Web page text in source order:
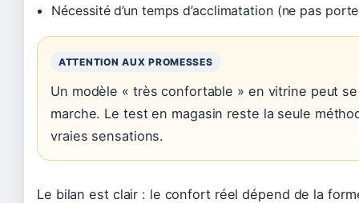
Nécessité d’un temps d’acclimatation (ne pas
ATTENTION AUX PROMESSES
Un modèle « très confortable » en vitrine peut
marche. Le test en magasin reste la seule
vraies sensations.
Le bilan est clair : le confort réel dépend de la